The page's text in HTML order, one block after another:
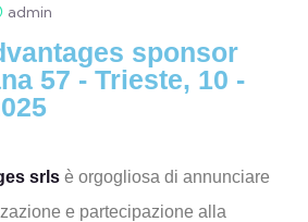
admin
sponsor
57 - Trieste, 10 -
srls è orgogliosa di annunciare
e partecipazione alla